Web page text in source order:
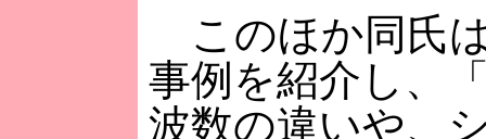
このほか同氏
事例を紹介し、
波数の違いや、